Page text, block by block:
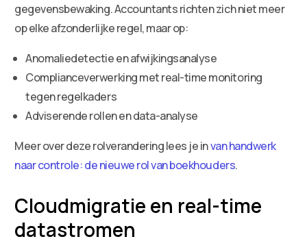
gegevensbewaking. Accountants richten zich niet meer
op elke afzonderlijke regel, maar op:
Anomaliedetectie en afwijkingsanalyse
Complianceverwerking met real-time monitoring
tegen regelkaders
Adviserende rollen en data-analyse
Meer over deze rolverandering lees je invan handwerk
naar controle: de nieuwe rol van boekhouders.
Cloudmigratie en real-time
datastromen